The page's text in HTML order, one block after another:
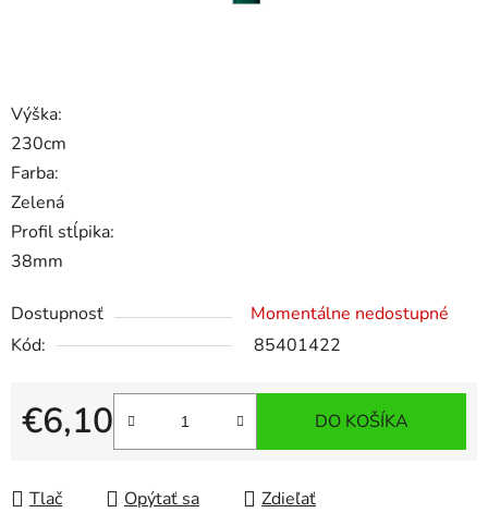
Výška:
230cm
Farba:
Zelená
Profil stĺpika:
38mm
Dostupnosť
Momentálne nedostupné
Kód:
85401422
€6,10
Jednotková cena:
DO KOŠÍKA
Tlač Opýtať sa Zdieľať